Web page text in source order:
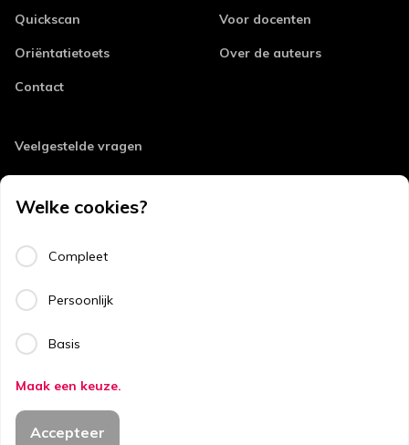
Quickscan
Oriëntatietoets
Contact
Voor docenten
Over de auteurs
Veelgestelde vragen
Retourneren
Errata
Algemene voorwaarden
Privacy
Copyright
Copyright © 2026
ThiemeMeulenhoff.
Welke cookies?
Compleet
Persoonlijk
Basis
Maak een keuze.
Accepteer